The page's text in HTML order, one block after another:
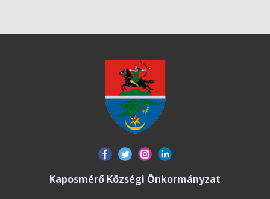
Kaposmérő Községi Önkormányzat